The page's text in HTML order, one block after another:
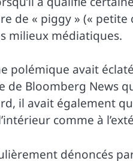
de « piggy » («
milieux médiatiques.
polémique avait
de Bloomberg News
il avait également
comme à
dénoncés